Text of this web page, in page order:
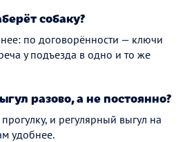
собаку?
по договорённости — ключи
у подъезда в одно и то же
разово, а не постоянно?
и регулярный выгул на
удобнее.